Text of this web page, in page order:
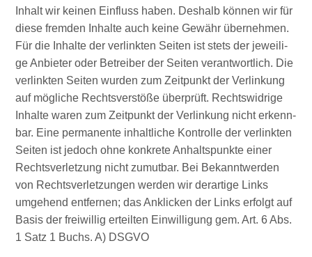
Inhalt wir kei­nen Ein­fluss haben. Des­halb kön­nen wir für
die­se frem­den Inhal­te auch kei­ne Gewähr über­neh­men.
Für die Inhal­te der ver­link­ten Sei­ten ist stets der jewei­li­
ge Anbie­ter oder Betrei­ber der Sei­ten ver­ant­wort­lich. Die
ver­link­ten Sei­ten wur­den zum Zeit­punkt der Ver­lin­kung
auf mög­li­che Rechts­ver­stö­ße über­prüft. Rechts­wid­ri­ge
Inhal­te waren zum Zeit­punkt der Ver­lin­kung nicht erkenn­
bar. Eine per­ma­nen­te inhalt­li­che Kon­trol­le der ver­link­ten
Sei­ten ist jedoch ohne kon­kre­te Anhalts­punk­te einer
Rechts­ver­let­zung nicht zumut­bar. Bei Bekannt­wer­den
von Rechts­ver­let­zun­gen wer­den wir der­ar­ti­ge Links
umge­hend ent­fer­nen; das Ankli­cken der Links erfolgt auf
Basis der frei­wil­lig erteil­ten Ein­wil­li­gung gem. Art. 6 Abs.
1 Satz 1 Buchs. A) DSGVO